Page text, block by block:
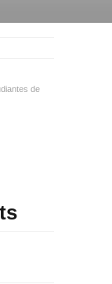
de